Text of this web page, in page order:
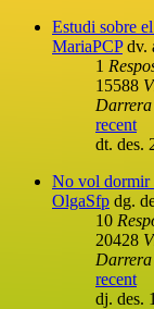
Estudi sobre
MariaPCP dv.
1
15588
recent
dt. des.
No vol dormir
OlgaSfp dg.
10
20428
recent
dj. des.